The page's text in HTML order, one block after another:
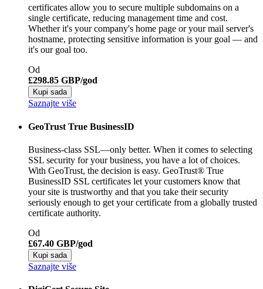
certificates allow you to secure multiple subdomains on a
single certificate, reducing management time and cost.
Whether it's your company's home page or your mail server's
hostname, protecting sensitive information is your goal — and
it's our goal too.
Od
£298.85 GBP/god
Kupi sada
Saznajte više
GeoTrust True BusinessID
Business-class SSL—only better. When it comes to selecting
SSL security for your business, you have a lot of choices.
With GeoTrust, the decision is easy. GeoTrust® True
BusinessID SSL certificates let your customers know that
your site is trustworthy and that you take their security
seriously enough to get your certificate from a globally trusted
certificate authority.
Od
£67.40 GBP/god
Kupi sada
Saznajte više